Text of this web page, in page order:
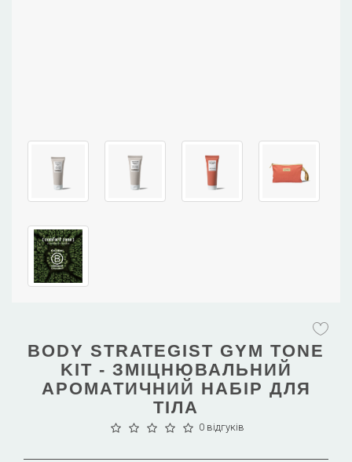
BODY STRATEGIST GYM TONE
KIT - ЗМІЦНЮВАЛЬНИЙ
АРОМАТИЧНИЙ НАБІР ДЛЯ
ТІЛА
0 відгуків